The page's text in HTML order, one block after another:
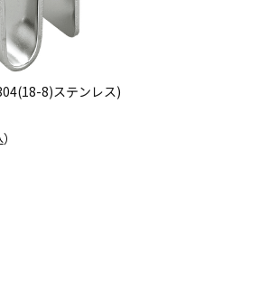
8)ステンレス)